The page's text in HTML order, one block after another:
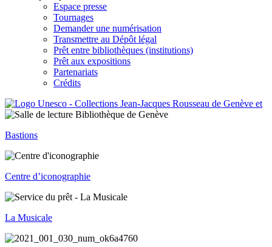
Espace presse
Tournages
Demander une numérisation
Transmettre au Dépôt légal
Prêt entre bibliothèques (institutions)
Prêt aux expositions
Partenariats
Crédits
Bastions
Centre d’iconographie
La Musicale